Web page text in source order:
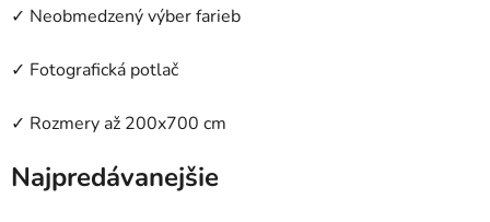
✓ Neobmedzený výber farieb
✓ Fotografická potlač
✓ Rozmery až 200x700 cm
Najpredávanejšie